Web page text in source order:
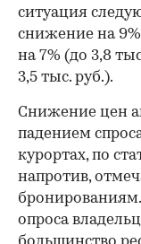
ситуация
снижение на
на 7% (до 3,8
3,5 тыс. руб.).
Снижение цен
падением
курортах, по
напротив,
опроса